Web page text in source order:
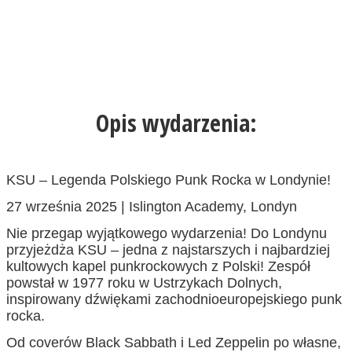
Opis wydarzenia:
KSU – Legenda Polskiego Punk Rocka w Londynie!
27 września 2025 | Islington Academy, Londyn
Nie przegap wyjątkowego wydarzenia! Do Londynu
przyjeżdża KSU – jedna z najstarszych i najbardziej
kultowych kapel punkrockowych z Polski! Zespół
powstał w 1977 roku w Ustrzykach Dolnych,
inspirowany dźwiękami zachodnioeuropejskiego punk
rocka.
Od coverów Black Sabbath i Led Zeppelin po własne,